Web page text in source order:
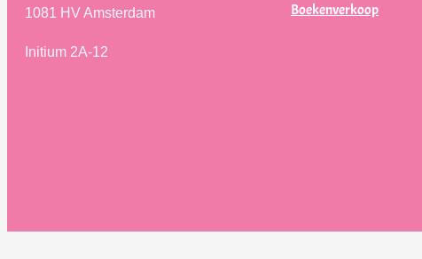
1081 HV Amsterdam
Initium 2A-12
Boekenverkoop